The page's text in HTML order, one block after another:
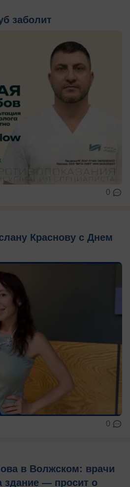
заболит
0
Краснову с Днем
0
в Волжском: врачи
здание — просит о